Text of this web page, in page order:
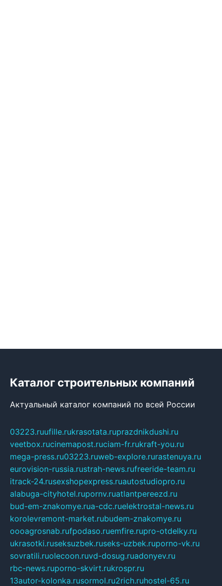
Каталог строительных компаний
Актуальный каталог компаний по всей России
03223.ruufille.rukrasotata.ruprazdnikdushi.ru
veetbox.rucinemapost.ruciam-fr.rukraft-you.ru
mega-press.ru03223.ruweb-explore.rurastenuya.ru
eurovision-russia.rustrah-news.rufreeride-team.ru
itrack-24.rusexshopexpress.ruautostudiopro.ru
alabuga-cityhotel.rupornv.ruatlantpereezd.ru
bud-em-znakomye.rua-cdc.ruelektrostal-news.ru
korolevremont-market.rubudem-znakomye.ru
oooagrosnab.rufpodaso.ruemfire.rupro-otdelky.ru
ukrasotki.ruseksuzbek.ruseks-uzbek.ruporno-vk.ru
sovratili.ruolecoon.ruvd-dosug.ruadonyev.ru
rbc-news.ruporno-skvirt.rukrospr.ru
13autor-kolonka.rusormol.ru2rich.ruhostel-65.ru